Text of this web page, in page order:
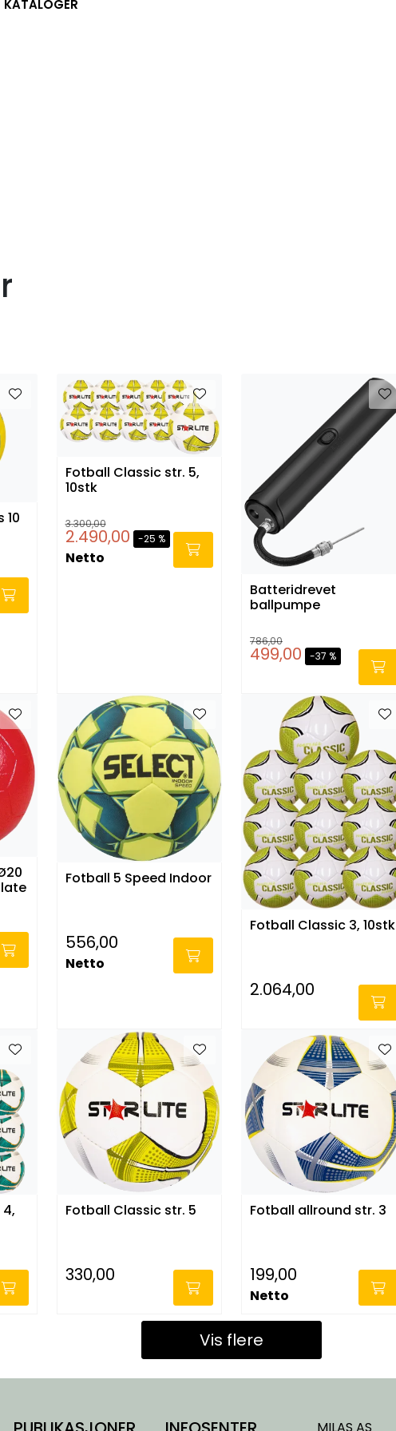
KATALOGER
10
Fotball Classic str. 5,
10stk
3.300,00
2.490,00 -25 %
Netto
Batteridrevet
ballpumpe
786,00
499,00 -37 %
Fotball 5 Speed Indoor
556,00
Netto
Fotball Classic 3, 10stk
2.064,00
Fotball Classic str. 5
330,00
Fotball allround str. 3
199,00
Netto
Vis flere